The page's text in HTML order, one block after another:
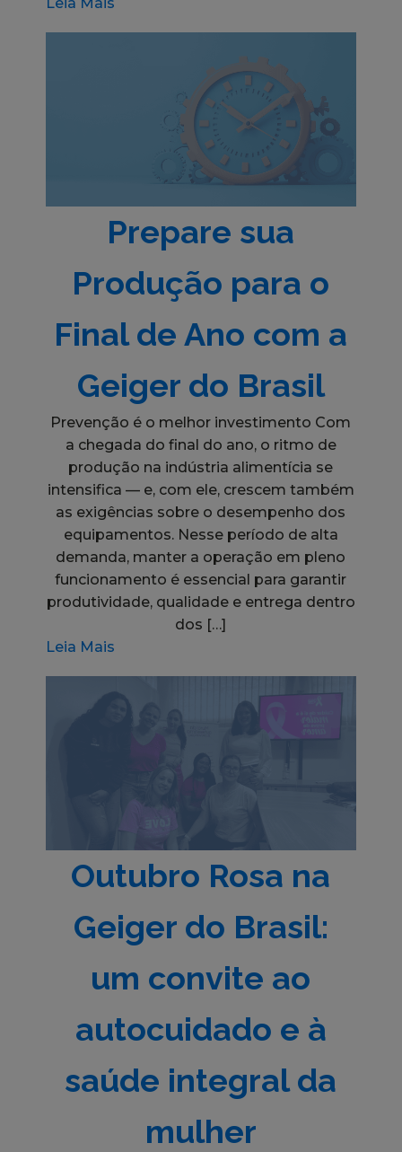
Prepare sua
Produção para o
Final de Ano com a
Geiger do Brasil
Prevenção é o melhor investimento Com
a chegada do final do ano, o ritmo de
produção na indústria alimentícia se
intensifica — e, com ele, crescem também
as exigências sobre o desempenho dos
equipamentos. Nesse período de alta
demanda, manter a operação em pleno
funcionamento é essencial para garantir
produtividade, qualidade e entrega dentro
dos […]
Leia Mais
Outubro Rosa na
Geiger do Brasil:
um convite ao
autocuidado e à
saúde integral da
mulher